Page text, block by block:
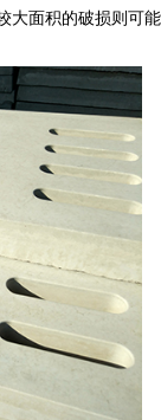
大面积的破损则可能